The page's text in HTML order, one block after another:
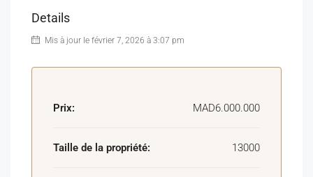
Details
Mis à jour le février 7, 2026 à 3:07 pm
Prix: MAD6.000.000
Taille de la propriété: 13000